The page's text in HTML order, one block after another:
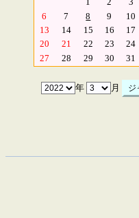
6
7 8 9 10
13
14 15 16 17
20
21 22 23 24
27
28 29 30 31
年 月